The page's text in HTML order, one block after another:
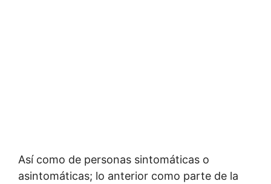
Así como de personas sintomáticas o
asintomáticas; lo anterior como parte de la